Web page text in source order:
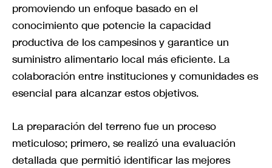
promoviendo un enfoque basado en el
conocimiento que potencie la capacidad
productiva de los campesinos y garantice un
suministro alimentario local más eficiente. La
colaboración entre instituciones y comunidades es
esencial para alcanzar estos objetivos.
La preparación del terreno fue un proceso
meticuloso; primero, se realizó una evaluación
detallada que permitió identificar las mejores